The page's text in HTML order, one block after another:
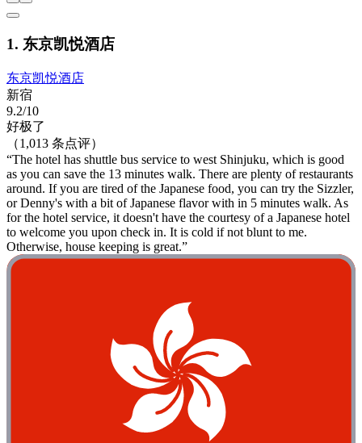
1. 东京凯悦酒店
东京凯悦酒店
新宿
9.2/10
好极了
（1,013 条点评）
“The hotel has shuttle bus service to west Shinjuku, which is good
as you can save the 13 minutes walk. There are plenty of restaurants
around. If you are tired of the Japanese food, you can try the Sizzler,
or Denny's with a bit of Japanese flavor with in 5 minutes walk. As
for the hotel service, it doesn't have the courtesy of a Japanese hotel
to welcome you upon check in. It is cold if not blunt to me.
Otherwise, house keeping is great.”